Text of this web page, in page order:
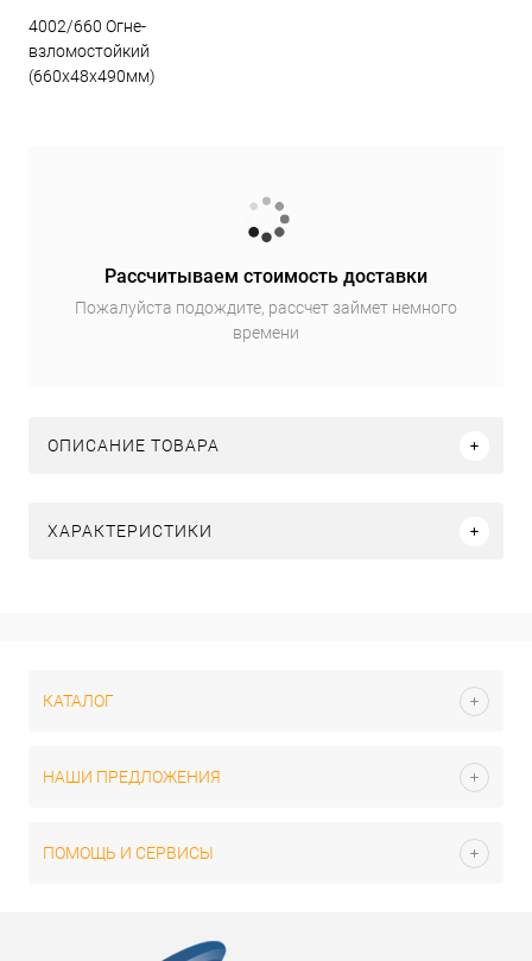
4002/660 Огне-
взломостойкий
(660х48х490мм)
Рассчитываем стоимость доставки
Пожалуйста подождите, рассчет займет немного
времени
ОПИСАНИЕ ТОВАРА
ХАРАКТЕРИСТИКИ
КАТАЛОГ
НАШИ ПРЕДЛОЖЕНИЯ
ПОМОЩЬ И СЕРВИСЫ